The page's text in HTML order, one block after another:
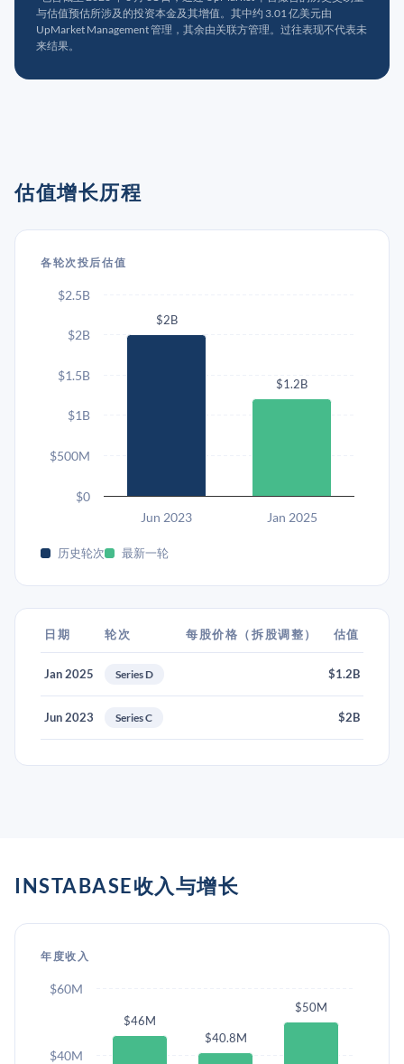
与估值预估所涉及的投资本金及其增值。其中约 3.01 亿美元由
UpMarket Management 管理，其余由关联方管理。过往表现不代表未
来结果。
估值增长历程
各轮次投后估值
$2B
$1.2B
Jun 2023 Jan 2025
$0
$500M
$1B
$1.5B
$2B
$2.5B
历史轮次 最新一轮
日期 轮次 每股价格（拆股调整） 估值
Jan 2025 Series D $1.2B
Jun 2023 Series C $2B
INSTABASE收入与增长
年度收入
$46M
$40.8M
$50M
$40M
$60M